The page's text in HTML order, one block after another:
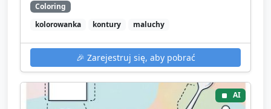
Coloring
kolorowanka
kontury maluchy
🎉 Zarejestruj się, aby pobrać
AI